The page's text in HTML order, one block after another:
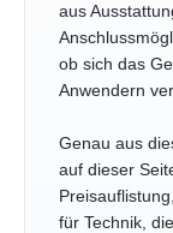
aus
ob sich das
Anwendern
Genau aus
auf dieser
für Technik,